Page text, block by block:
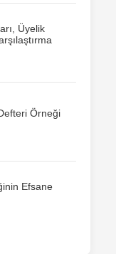
Üyelik
Örneği
Efsane